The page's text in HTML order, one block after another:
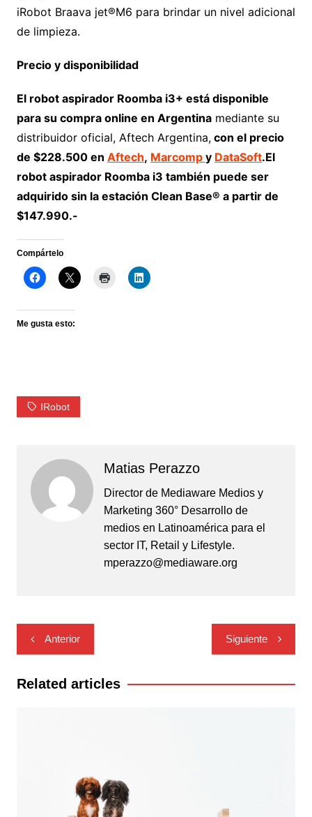
iRobot Braava jet®M6 para brindar un nivel adicional
de limpieza.
Precio y disponibilidad
El robot aspirador Roomba i3+ está disponible
para su compra online en Argentinamediante su
distribuidor oficial, Aftech Argentina,con el precio
de $228.500 en Aftech, Marcomp y DataSoft.El
robot aspirador Roomba i3 también puede ser
adquirido sin la estación Clean Base® a partir de
$147.990.-
Compártelo
Me gusta esto:
IRobot
Matias Perazzo
Director de Mediaware Medios y
Marketing 360° Desarrollo de
medios en Latinoamérica para el
sector IT, Retail y Lifestyle.
mperazzo@mediaware.org
Navegación
de
entradas
Anterior Siguiente
Related articles